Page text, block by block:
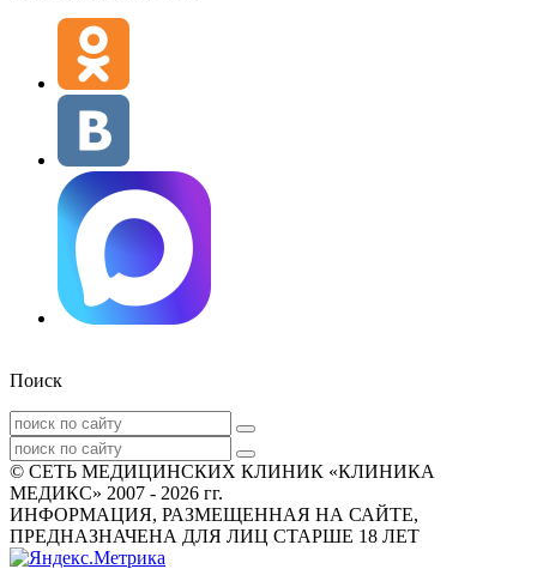
Поиск
© СЕТЬ МЕДИЦИНСКИХ КЛИНИК «КЛИНИКА
МЕДИКС» 2007 - 2026 гг.
ИНФОРМАЦИЯ, РАЗМЕЩЕННАЯ НА САЙТЕ,
ПРЕДНАЗНАЧЕНА ДЛЯ ЛИЦ СТАРШЕ 18 ЛЕТ